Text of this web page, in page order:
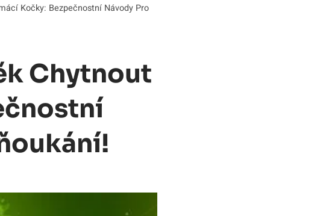
Kočky: Bezpečnostní Návody Pro
Chytnout